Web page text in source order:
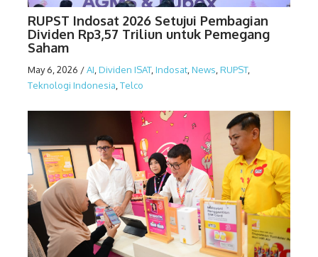
RUPST Indosat 2026 Setujui Pembagian
Dividen Rp3,57 Triliun untuk Pemegang
Saham
May 6, 2026 /AI,Dividen ISAT,Indosat,News,RUPST,
Teknologi Indonesia,Telco